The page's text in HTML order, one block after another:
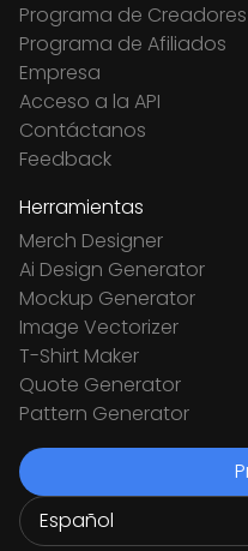
Programa de Creadores
Programa de Afiliados
Empresa
Acceso a la API
Contáctanos
Feedback
Herramientas
Merch Designer
Ai Design Generator
Mockup Generator
Image Vectorizer
T-Shirt Maker
Quote Generator
Pattern Generator